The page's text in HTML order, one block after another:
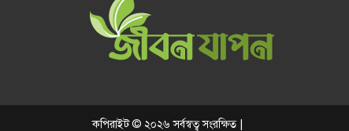
কপিরাইট © ২০২৬ সর্বস্বত্ব সংরক্ষিত |